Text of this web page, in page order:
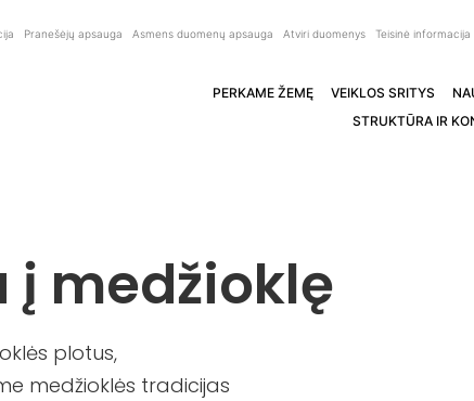
Pranešėjų apsauga Asmens duomenų apsauga Atviri duomenys Teisinė informacija
PERKAME ŽEMĘ VEIKLOS SRITYS
STRUKTŪRA IR
į medžioklę
plotus,
medžioklės tradicijas